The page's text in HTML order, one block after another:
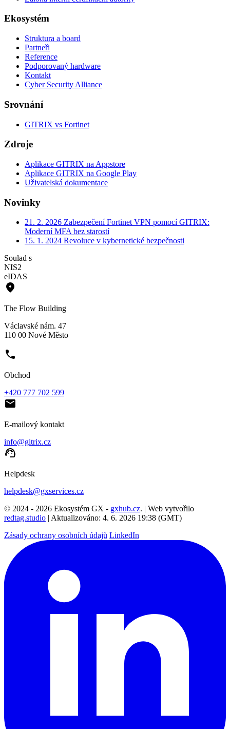
Ekosystém
Struktura a board
Partneři
Reference
Podporovaný hardware
Kontakt
Cyber Security Alliance
Srovnání
GITRIX vs Fortinet
Zdroje
Aplikace GITRIX na Appstore
Aplikace GITRIX na Google Play
Uživatelská dokumentace
Novinky
21. 2. 2026 Zabezpečení Fortinet VPN pomocí GITRIX:
Moderní MFA bez starostí
15. 1. 2024 Revoluce v kybernetické bezpečnosti
Soulad s
NIS2
eIDAS
place
The Flow Building
Václavské nám. 47
110 00 Nové Město
phone
Obchod
+420 777 702 599
email
E-mailový kontakt
info@gitrix.cz
support_agent
Helpdesk
helpdesk@gxservices.cz
© 2024 - 2026 Ekosystém GX - gxhub.cz. | Web vytvořilo
redtag.studio | Aktualizováno: 4. 6. 2026 19:38 (GMT)
Zásady ochrany osobních údajů LinkedIn